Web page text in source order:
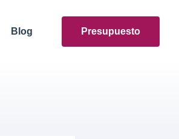
Blog Presupuesto